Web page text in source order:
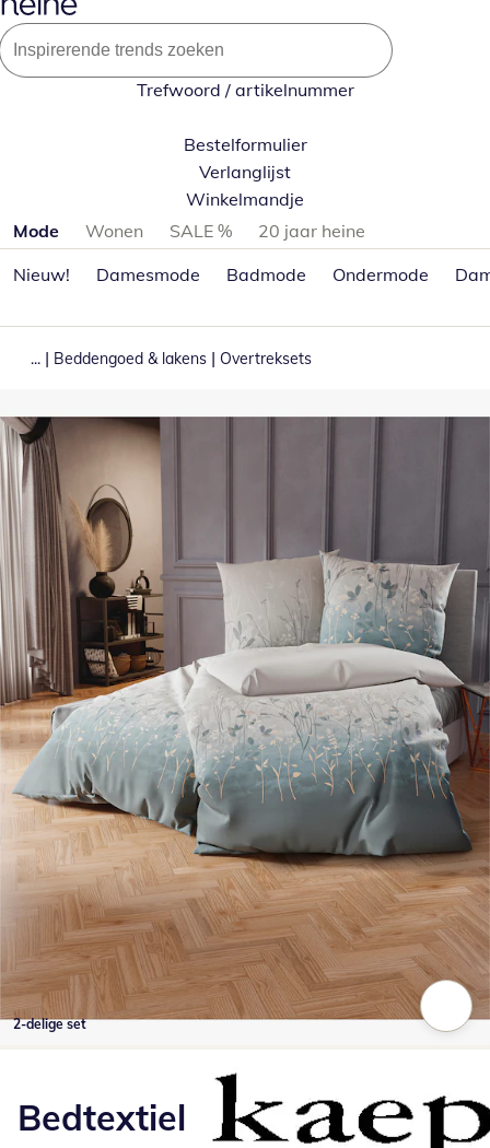
Trefwoord / artikelnummer
Bestelformulier
Verlanglijst
Winkelmandje
Productcategorieën overslaan
Mode Wonen SALE %
20 jaar heine
Nieuw!
Damesmode Badmode Ondermode
... | Beddengoed & lakens | Overtreksets
2-delige set
Bedtextiel